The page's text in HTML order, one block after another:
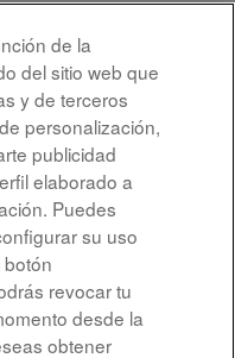
de la
del sitio web que
y de terceros
personalización,
publicidad
elaborado a
Puedes
su uso
revocar tu
desde la
obtener